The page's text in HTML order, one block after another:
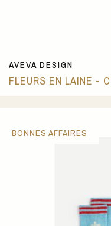
AVEVA DESIGN
FLEURS EN LAINE -
BONNES AFFAIRES